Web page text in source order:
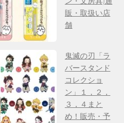
販・取扱い店
舗
鬼滅の刃「ラ
バースタンド
コレクショ
ン」１，２，
３，４まと
め！販売・予